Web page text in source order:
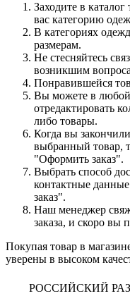
Заходите в
вас категорию
В категориях
размерам.
Не стесняйтесь
возникшим
Понравившейся
Вы можете в любой
отредактировать
либо товары.
Когда вы
выбранный товар,
"Оформить заказ".
Выбрать способ
контактные
заказ".
Наш менеджер
заказа, и скоро вы
Покупая товар в
уверены в высоком
РОССИЙСКИЙ